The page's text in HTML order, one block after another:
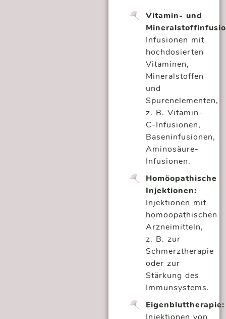
Vitamin- und
Infusionen mit
hochdosierten
Vitaminen,
Mineralstoffen
und
Spurenelementen,
z. B. Vitamin-
C-Infusionen,
Baseninfusionen,
Aminosäure-
Infusionen.
Homöopathische
Injektionen:
Injektionen mit
homöopathischen
Arzneimitteln,
z. B. zur
Schmerztherapie
oder zur
Stärkung des
Immunsystems.
Eigenbluttherapie: